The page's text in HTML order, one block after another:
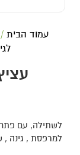
עמוד הבית /
עציץ 0.5 מרובע
לשתילה, עם
למרפסת , גינה ,